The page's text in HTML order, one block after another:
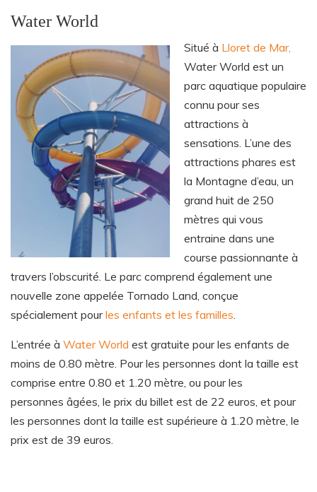
Water World
Situé à Lloret de Mar,
Water World est un
parc aquatique populaire
connu pour ses
attractions à
sensations. L’une des
attractions phares est
la Montagne d’eau, un
grand huit de 250
mètres qui vous
entraine dans une
course passionnante à
travers l’obscurité. Le parc comprend également une
nouvelle zone appelée Tornado Land, conçue
spécialement pourles enfants et les familles.
L’entrée à Water World est gratuite pour les enfants de
moins de 0.80 mètre. Pour les personnes dont la taille est
comprise entre 0.80 et 1.20 mètre, ou pour les
personnes âgées, le prix du billet est de 22 euros, et pour
les personnes dont la taille est supérieure à 1.20 mètre, le
prix est de 39 euros.